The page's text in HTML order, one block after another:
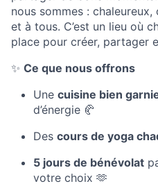
nous sommes :
et à tous. C’est un lieu où
place pour créer, partager
✨ Ce que nous offrons
Une cuisine bien
d’énergie 🥐
Des cours de yoga
5 jours de bénévolat
votre choix 🫶